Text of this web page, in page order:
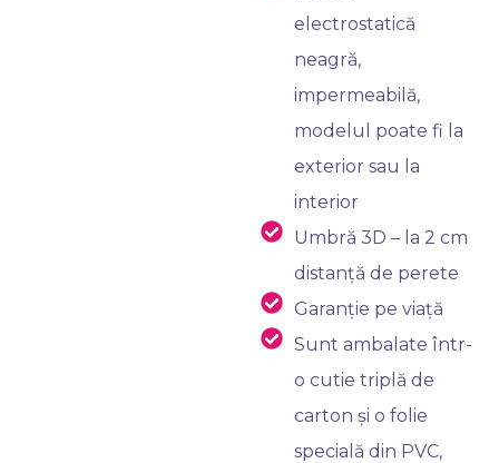
electrostatică
neagră,
impermeabilă,
modelul poate fi la
exterior sau la
interior
Umbră 3D – la 2 cm
distanță de perete
Garanție pe viață
Sunt ambalate într-
o cutie triplă de
carton și o folie
specială din PVC,